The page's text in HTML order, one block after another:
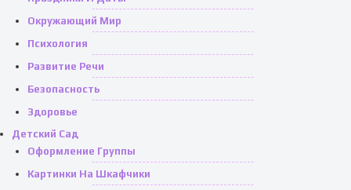
Окружающий Мир
Психология
Развитие Речи
Безопасность
Здоровье
Детский Сад
Оформление Группы
Картинки На Шкафчики